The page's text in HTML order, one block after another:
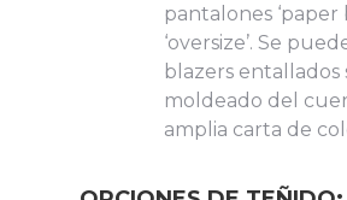
pantalones ‘paper
‘oversize’. Se
blazers
moldeado del
amplia carta de